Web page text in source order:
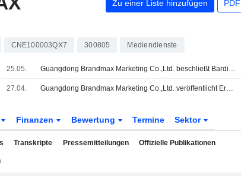
Zu einer Liste hinzufügen
CNE100003QX7 300805 Mediendienste
25.05. Guangdong Brandmax Marketing Co.,Ltd. beschließt Bardividende für das Geschäftsjahr 2025
27.04. Guangdong Brandmax Marketing Co.,Ltd. veröffentlicht Ergebniszahlen für das erste Quartal zum 31. März 2026
Finanzen Bewertung Termine Sektor
Transkripte Pressemitteilungen Offizielle Publikationen